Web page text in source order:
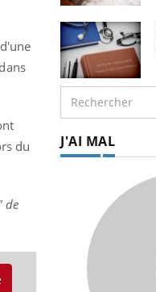
du
de
J'AI MAL